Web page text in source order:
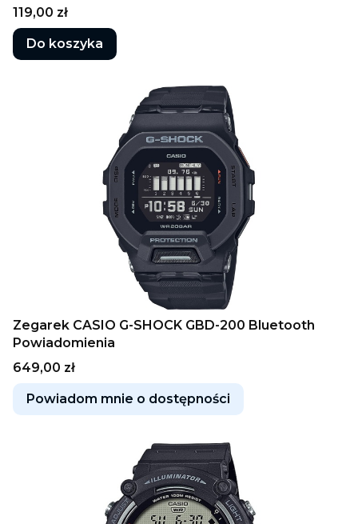
Cena
119,00 zł
Do koszyka
Zegarek CASIO G-SHOCK GBD-200 Bluetooth
Powiadomienia
Cena
649,00 zł
Powiadom mnie o dostępności